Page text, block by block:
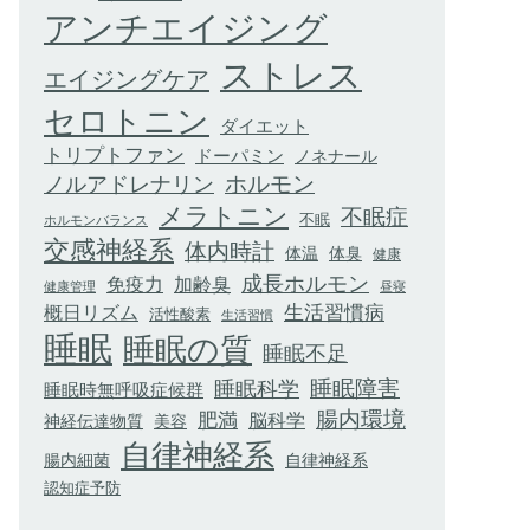
アンチエイジング
エイジングケア ストレス
セロトニン ダイエット
トリプトファン ドーパミン ノネナール
ノルアドレナリン ホルモン
ホルモンバランス メラトニン 不眠 不眠症
交感神経系 体内時計 体温 体臭 健康
健康管理 免疫力 加齢臭 成長ホルモン 昼寝
概日リズム 活性酸素 生活習慣 生活習慣病
睡眠 睡眠の質 睡眠不足
睡眠時無呼吸症候群 睡眠科学 睡眠障害
神経伝達物質 美容 肥満 脳科学 腸内環境
腸内細菌 自律神経系
自律神経系
認知症予防